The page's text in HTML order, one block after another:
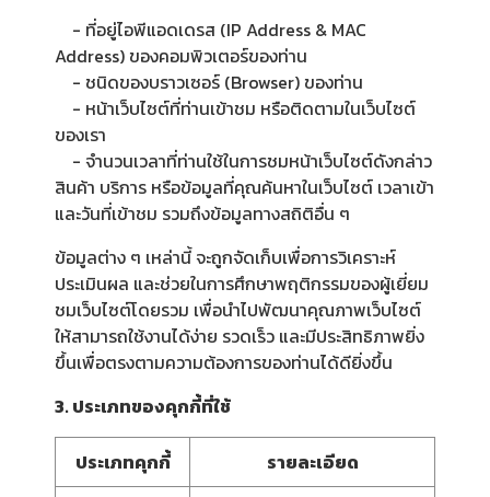
- ที่อยู่ไอพีแอดเดรส (IP Address & MAC
Address) ของคอมพิวเตอร์ของท่าน
- ชนิดของบราวเซอร์ (Browser) ของท่าน
- หน้าเว็บไซต์ที่ท่านเข้าชม หรือติดตามในเว็บไซต์
ของเรา
- จำนวนเวลาที่ท่านใช้ในการชมหน้าเว็บไซต์ดังกล่าว
สินค้า บริการ หรือข้อมูลที่คุณค้นหาในเว็บไซต์ เวลาเข้า
และวันที่เข้าชม รวมถึงข้อมูลทางสถิติอื่น ๆ
ข้อมูลต่าง ๆ เหล่านี้ จะถูกจัดเก็บเพื่อการวิเคราะห์
ประเมินผล และช่วยในการศึกษาพฤติกรรมของผู้เยี่ยม
ชมเว็บไซต์โดยรวม เพื่อนำไปพัฒนาคุณภาพเว็บไซต์
ให้สามารถใช้งานได้ง่าย รวดเร็ว และมีประสิทธิภาพยิ่ง
ขึ้นเพื่อตรงตามความต้องการของท่านได้ดียิ่งขึ้น
3. ประเภทของคุกกี้ที่ใช้
ประเภทคุกกี้ รายละเอียด